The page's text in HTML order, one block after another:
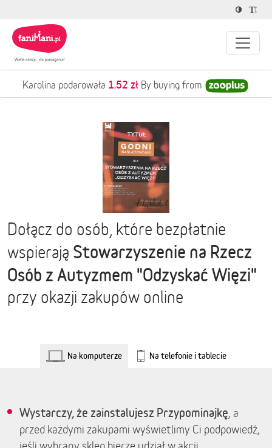
Karolina podarowała 1.52 zł By buying from
Dołącz do osób, które bezpłatnie
wspierają Stowarzyszenie na Rzecz
Osób z Autyzmem "Odzyskać Więzi"
przy okazji zakupów online
Na komputerze Na telefonie i tablecie
Wystarczy, że zainstalujesz Przypominajkę, a
przed każdymi zakupami wyświetlimy Ci podpowiedź,